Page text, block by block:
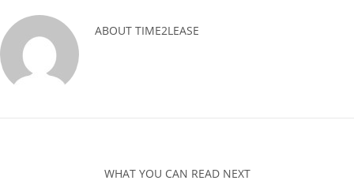
ABOUT TIME2LEASE
WHAT YOU CAN READ NEXT